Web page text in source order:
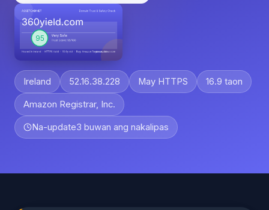
Ireland 52.16.38.228 May HTTPS 16.9 taon
Amazon Registrar, Inc.
Na-update3 buwan ang nakalipas